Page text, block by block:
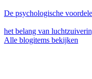
De psychologische
het belang van
Alle blogitems bekijken